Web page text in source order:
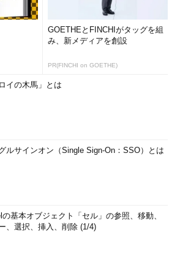
GOETHEとFINCHIがタッグを組
み、新メディアを創設
PR(FINCHI on GOETHE)
イの木馬」とは
ルサインオン（Single Sign-On：SSO）とは
の基本オブジェクト「セル」の参照、移動、
、選択、挿入、削除 (1/4)